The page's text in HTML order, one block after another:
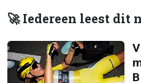
🚀 Iedereen leest dit